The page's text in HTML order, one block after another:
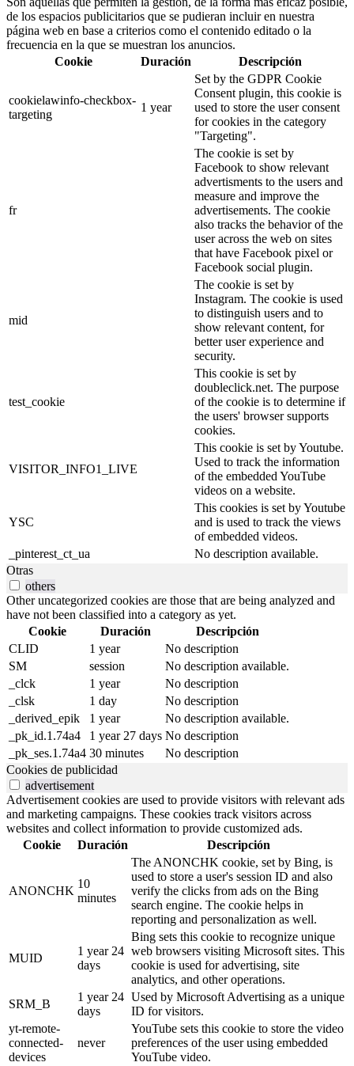
de los espacios publicitarios que se pudieran incluir en nuestra
página web en base a criterios como el contenido editado o la
frecuencia en la que se muestran los anuncios.
Cookie
Duración Descripción
cookielawinfo-checkbox-
targeting
1 year
Set by the GDPR Cookie
Consent plugin, this cookie is
used to store the user consent
for cookies in the category
"Targeting".
fr
The cookie is set by
Facebook to show relevant
advertisments to the users and
measure and improve the
advertisements. The cookie
also tracks the behavior of the
user across the web on sites
that have Facebook pixel or
Facebook social plugin.
mid
The cookie is set by
Instagram. The cookie is used
to distinguish users and to
show relevant content, for
better user experience and
security.
test_cookie
This cookie is set by
doubleclick.net. The purpose
of the cookie is to determine if
the users' browser supports
cookies.
VISITOR_INFO1_LIVE
This cookie is set by Youtube.
Used to track the information
of the embedded YouTube
videos on a website.
YSC
This cookies is set by Youtube
and is used to track the views
of embedded videos.
_pinterest_ct_ua
No description available.
Otras
others
Other uncategorized cookies are those that are being analyzed and
have not been classified into a category as yet.
Cookie
Duración
Descripción
CLID
1 year
No description
SM
session
No description available.
_clck
1 year
No description
_clsk
1 day
No description
_derived_epik
1 year
No description available.
_pk_id.1.74a4
1 year 27 days No description
_pk_ses.1.74a4 30 minutes
No description
Cookies de publicidad
advertisement
Advertisement cookies are used to provide visitors with relevant ads
and marketing campaigns. These cookies track visitors across
websites and collect information to provide customized ads.
Cookie
Duración Descripción
ANONCHK
10
minutes
The ANONCHK cookie, set by Bing, is
used to store a user's session ID and also
verify the clicks from ads on the Bing
search engine. The cookie helps in
reporting and personalization as well.
MUID
1 year 24
days
Bing sets this cookie to recognize unique
web browsers visiting Microsoft sites. This
cookie is used for advertising, site
analytics, and other operations.
SRM_B
1 year 24
days
Used by Microsoft Advertising as a unique
ID for visitors.
yt-remote-
connected-
devices
never
YouTube sets this cookie to store the video
preferences of the user using embedded
YouTube video.